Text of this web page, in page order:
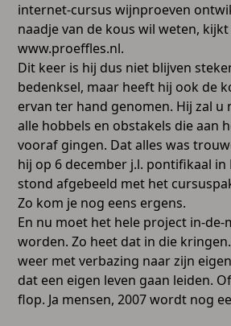
internet-cursus wijnproeven
naadje van de kous wil weten,
www.proeffles.nl.
Dit keer is hij dus niet blijven
bedenksel, maar heeft hij ook de
ervan ter hand genomen. Hij zal u
alle hobbels en obstakels die aan
vooraf gingen. Dat alles was
hij op 6 december j.l. pontifikaal in
stond afgebeeld met het
Zo kom je nog eens ergens.
En nu moet het hele project in-
worden. Zo heet dat in die
weer met verbazing naar zijn
dat een eigen leven gaan leiden.
flop. Ja mensen, 2007 wordt nog